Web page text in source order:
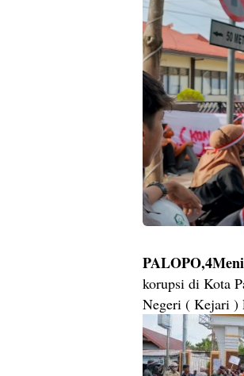
korupsi di Kota
Negeri ( Kejari )